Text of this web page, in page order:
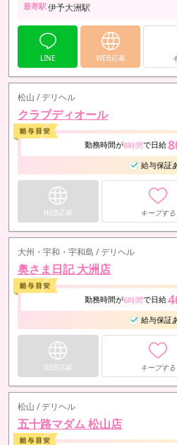
最寄駅伊予大洲駅
LINE WEB応募
松山 / デリヘル
クラブディオール
勤務時間が8時間で日給
給与保証
WEB応募 キープする
大州・宇和・宇和島 / デリヘル
奥さま日記 大洲店
勤務時間が6時間で日給
給与保証
WEB応募 キープする
松山 / デリヘル
五十路マダム 松山店